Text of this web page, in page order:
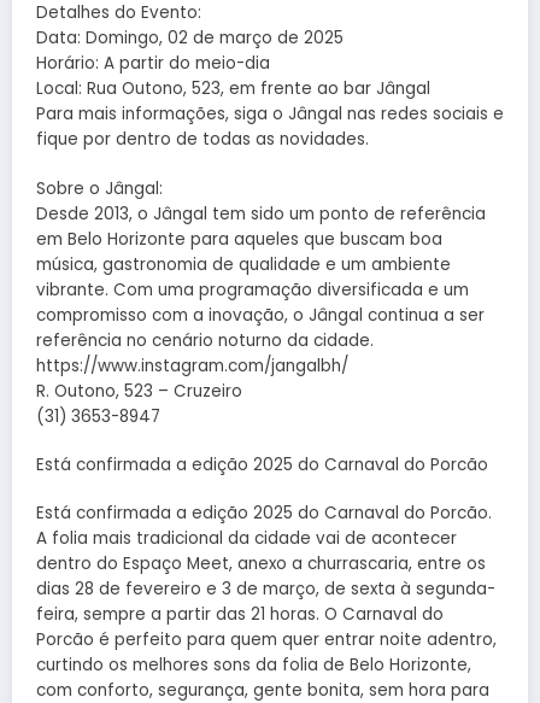
Detalhes do Evento:
Data: Domingo, 02 de março de 2025
Horário: A partir do meio-dia
Local: Rua Outono, 523, em frente ao bar Jângal
Para mais informações, siga o Jângal nas redes sociais e
fique por dentro de todas as novidades.
Sobre o Jângal:
Desde 2013, o Jângal tem sido um ponto de referência
em Belo Horizonte para aqueles que buscam boa
música, gastronomia de qualidade e um ambiente
vibrante. Com uma programação diversificada e um
compromisso com a inovação, o Jângal continua a ser
referência no cenário noturno da cidade.
https://www.instagram.com/jangalbh/
R. Outono, 523 – Cruzeiro
(31) 3653-8947
Está confirmada a edição 2025 do Carnaval do Porcão
Está confirmada a edição 2025 do Carnaval do Porcão.
A folia mais tradicional da cidade vai de acontecer
dentro do Espaço Meet, anexo a churrascaria, entre os
dias 28 de fevereiro e 3 de março, de sexta à segunda-
feira, sempre a partir das 21 horas. O Carnaval do
Porcão é perfeito para quem quer entrar noite adentro,
curtindo os melhores sons da folia de Belo Horizonte,
com conforto, segurança, gente bonita, sem hora para